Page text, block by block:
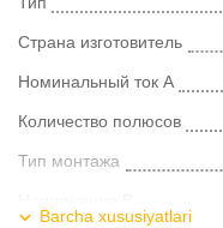
Страна изготовитель
Номинальный ток А
Количество полюсов
Тип монтажа
Barcha xususiyatlari